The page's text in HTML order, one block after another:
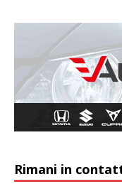
Rimani in